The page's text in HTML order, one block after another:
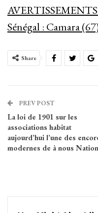
Sénégal : Camara
Share
PREV POST
La loi de 1901 sur les
associations habitat
aujourd’hui l’une des
modernes de à nous Nation